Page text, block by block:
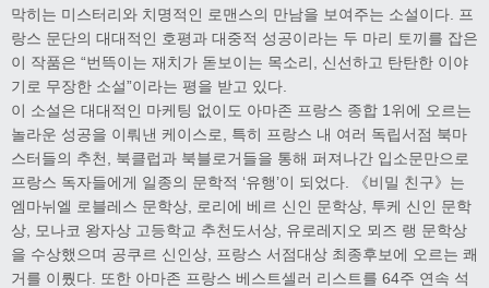
막히는 미스터리와 치명적인 로맨스의 만남을 보여주는 소설이다. 프
랑스 문단의 대대적인 호평과 대중적 성공이라는 두 마리 토끼를 잡은
이 작품은 “번뜩이는 재치가 돋보이는 목소리, 신선하고 탄탄한 이야
기로 무장한 소설”이라는 평을 받고 있다.
이 소설은 대대적인 마케팅 없이도 아마존 프랑스 종합 1위에 오르는
놀라운 성공을 이뤄낸 케이스로, 특히 프랑스 내 여러 독립서점 북마
스터들의 추천, 북클럽과 북블로거들을 통해 퍼져나간 입소문만으로
프랑스 독자들에게 일종의 문학적 ‘유행’이 되었다. 《비밀 친구》는
엠마뉘엘 로블레스 문학상, 로리에 베르 신인 문학상, 투케 신인 문학
상, 모나코 왕자상 고등학교 추천도서상, 유로레지오 뫼즈 랭 문학상
을 수상했으며 공쿠르 신인상, 프랑스 서점대상 최종후보에 오르는 쾌
거를 이뤘다. 또한 아마존 프랑스 베스트셀러 리스트를 64주 연속 석